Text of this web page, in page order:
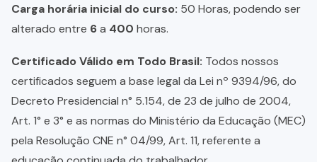
Carga horária inicial do curso: 50 Horas, podendo ser
alterado entre 6a 400 horas.
Certificado Válido em Todo Brasil: Todos nossos
certificados seguem a base legal da Lei nº 9394/96, do
Decreto Presidencial n° 5.154, de 23 de julho de 2004,
Art. 1° e 3° e as normas do Ministério da Educação (MEC)
pela Resolução CNE n° 04/99, Art. 11, referente a